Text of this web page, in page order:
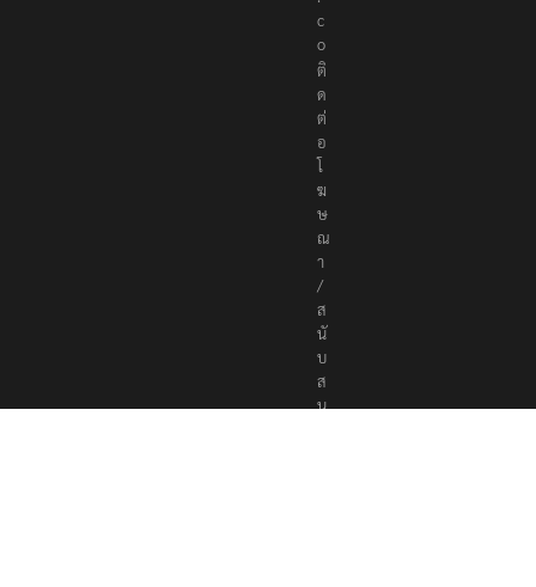
c
o
ติ
ด
ต่
อ
โ
ฆ
ษ
ณ
า
/
ส
นั
บ
ส
นุ